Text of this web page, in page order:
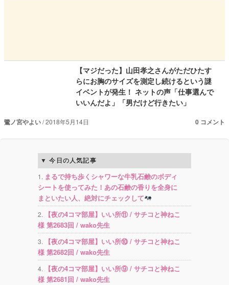
【マジだった】山田孝之さんがただひたす
らにお胸のサイズを測定し続けるという謎
イベントが発生！ ネットの声「仕事選んで
いいんだよ」「男だけど行きたい」
鷺ノ宮やよい 2018年5月14日 0 コメント
今日の人気記事
まるで持ち歩くシャワーな牛乳石鹸のボディ
シートを使ってみた！あの石鹸の香りを全身に
まといたい人、絶対にチェックして
【夜の4コマ部屋】いい所⑪ / サチコと神ねこ
様 第2683回 / wako先生
【夜の4コマ部屋】いい所⑩ / サチコと神ねこ
様 第2682回 / wako先生
【夜の4コマ部屋】いい所⑨ / サチコと神ねこ
様 第2681回 / wako先生